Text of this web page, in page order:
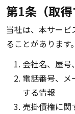
第1条（取得
当社は、本サー
ることがあります。
会社名、屋号
電話番号、メ
する情報
売掛債権に関